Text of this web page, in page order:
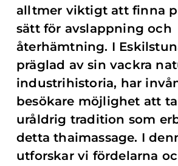
alltmer viktigt att finna
sätt för avslappning och
återhämtning. I
präglad av sin vackra
industrihistoria, har
besökare möjlighet att
uråldrig tradition som
detta thaimassage. I
utforskar vi fördelarna